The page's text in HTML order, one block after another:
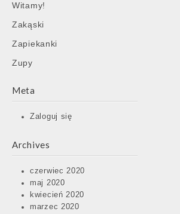
Witamy!
Zakąski
Zapiekanki
Zupy
Meta
Zaloguj się
Archives
czerwiec 2020
maj 2020
kwiecień 2020
marzec 2020